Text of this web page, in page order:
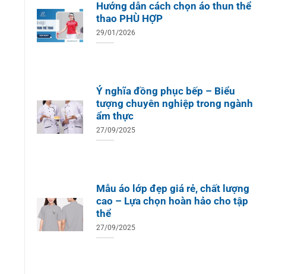
Hướng dẫn cách chọn áo thun thể
thao PHÙ HỢP
29/01/2026
Ý nghĩa đồng phục bếp – Biểu
tượng chuyên nghiệp trong ngành
ẩm thực
27/09/2025
Mẫu áo lớp đẹp giá rẻ, chất lượng
cao – Lựa chọn hoàn hảo cho tập
thể
27/09/2025